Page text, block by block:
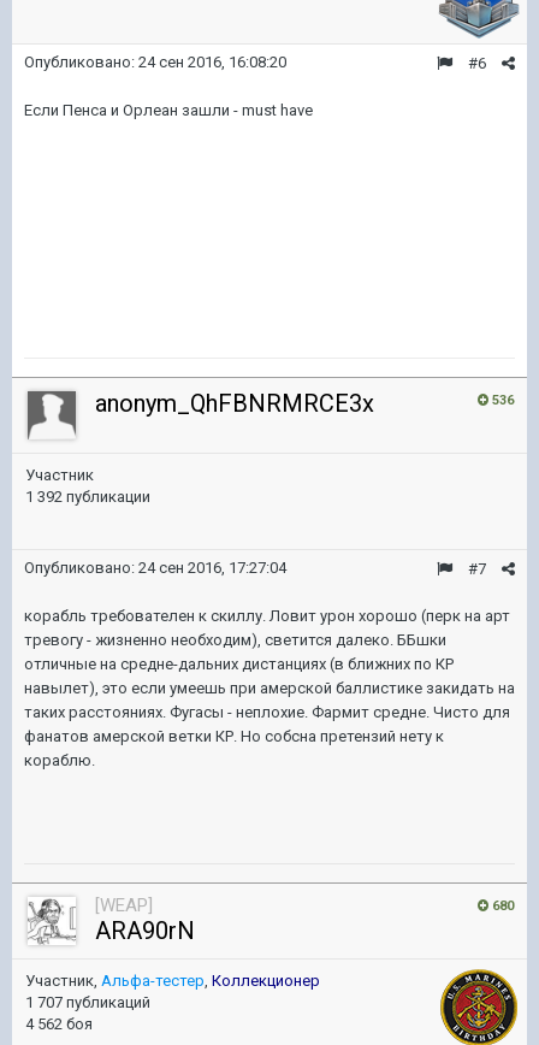
#6
Опубликовано: 24 сен 2016, 16:08:20
Если Пенса и Орлеан зашли - must have
536
anonym_QhFBNRMRCE3x
Участник
1 392 публикации
#7
Опубликовано: 24 сен 2016, 17:27:04
корабль требователен к скиллу. Ловит урон хорошо (перк на арт
тревогу - жизненно необходим), светится далеко. ББшки
отличные на средне-дальних дистанциях (в ближних по КР
навылет), это если умеешь при амерской баллистике закидать на
таких расстояниях. Фугасы - неплохие. Фармит средне. Чисто для
фанатов амерской ветки КР. Но собсна претензий нету к
кораблю.
680
[WEAP]
ARA90rN
Участник, Альфа-тестер, Коллекционер
1 707 публикаций
4 562 боя